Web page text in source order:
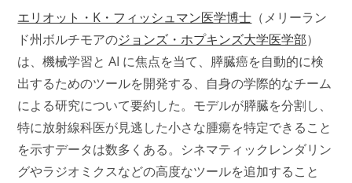
エリオット・K・フィッシュマン医学博士 （メリーラン
ド州ボルチモアのジョンズ・ホプキンズ大学医学部）
は、機械学習と AI に焦点を当て、膵臓癌を自動的に検
出するためのツールを開発する、自身の学際的なチーム
による研究について要約した。モデルが膵臓を分割し、
特に放射線科医が見逃した小さな腫瘍を特定できること
を示すデータは数多くある。シネマティックレンダリン
グやラジオミクスなどの高度なツールを追加すること